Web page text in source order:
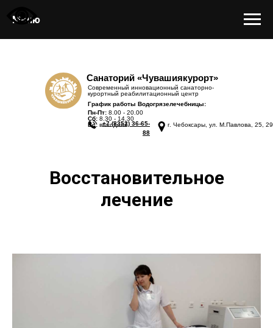
Меню
Санаторий «Чувашиякурорт»
Современный инновационный санаторно-
курортный реабилитационный центр
График работы Водогрязелечебницы:
Пн-Пт: 8.00 - 20.00
Сб: 8.30 - 14.30
Вс: выходной г. Чебоксары, ул. М.Павлова, 25, 29
+7 (8352) 36-65-
88
Восстановительное
лечение